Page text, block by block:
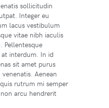
sollicitudin
Integer eu
lacus vestibulum
vitae nibh iaculis
Pellentesque
interdum. In id
sit amet purus
Aenean
rutrum mi semper
arcu hendrerit